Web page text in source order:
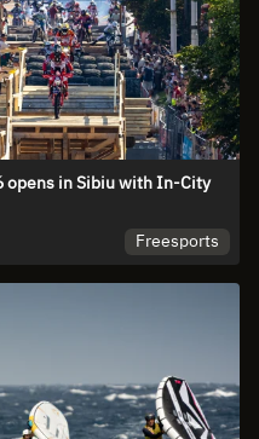
opens in Sibiu with In-City
Freesports